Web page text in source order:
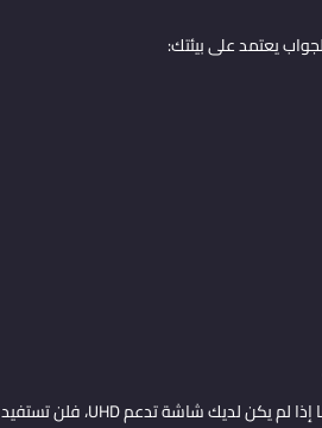
الإجابة: نعم، إذا كنت تملك شاشة 4K وتريد تجربة سينمائية حقيقية في المباريات والأفلام. أما إذا لم يكن لديك شاشة تدعم UHD، فلن تستفيد